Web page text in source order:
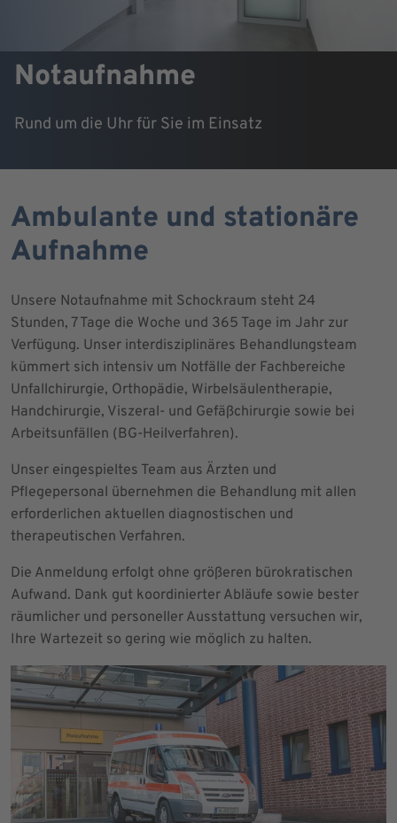
Notaufnahme
Rund um die Uhr für Sie im Einsatz
Ambulante und stationäre
Aufnahme
Unsere Notaufnahme mit Schockraum steht 24
Stunden, 7 Tage die Woche und 365 Tage im Jahr zur
Verfügung. Unser interdisziplinäres Behandlungsteam
kümmert sich intensiv um Notfälle der Fachbereiche
Unfallchirurgie, Orthopädie, Wirbelsäulentherapie,
Handchirurgie, Viszeral- und Gefäßchirurgie sowie bei
Arbeitsunfällen (BG-Heilverfahren).
Unser eingespieltes Team aus Ärzten und
Pflegepersonal übernehmen die Behandlung mit allen
erforderlichen aktuellen diagnostischen und
therapeutischen Verfahren.
Die Anmeldung erfolgt ohne größeren bürokratischen
Aufwand. Dank gut koordinierter Abläufe sowie bester
räumlicher und personeller Ausstattung versuchen wir,
Ihre Wartezeit so gering wie möglich zu halten.